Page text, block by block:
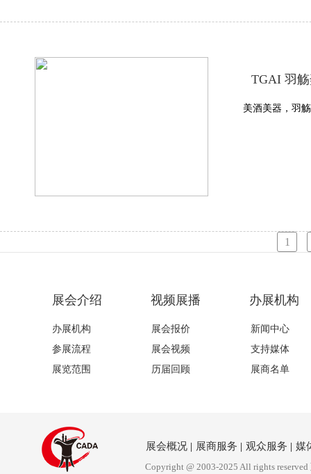
TGAI 羽
美酒美器，羽
1
展会介绍 视频展播 办展机构
办展机构 展会报价
新闻中心
参展流程
展会视频
支持媒体
展览范围
历届回顾 展商名单
展会概况 | 展商服务 | 观众服务 | 媒
Copyright @ 2003-2025 All rights reserved